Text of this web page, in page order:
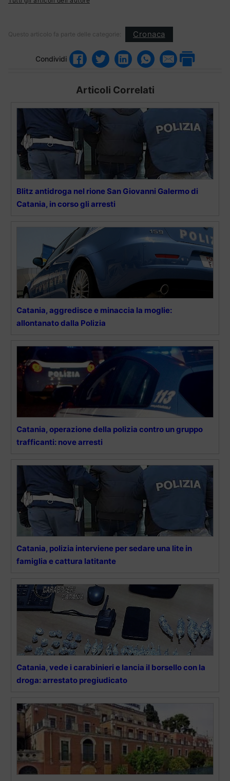
Questo articolo fa parte delle categorie: Cronaca
Condividi
Articoli Correlati
Blitz antidroga nel rione San Giovanni Galermo di
Catania, in corso gli arresti
Catania, aggredisce e minaccia la moglie:
allontanato dalla Polizia
Catania, operazione della polizia contro un gruppo
trafficanti: nove arresti
Catania, polizia interviene per sedare una lite in
famiglia e cattura latitante
Catania, vede i carabinieri e lancia il borsello con la
droga: arrestato pregiudicato